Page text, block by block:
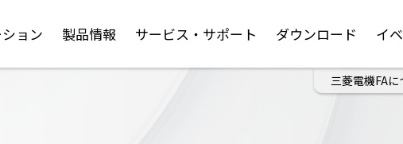
ョン 製品情報 サービス・サポート ダウンロード イ
三菱電機FAに